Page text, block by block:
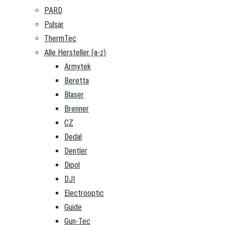
PARD
Pulsar
ThermTec
Alle Hersteller (a-z)
Armytek
Beretta
Blaser
Brenner
CZ
Dedal
Dentler
Dipol
DJI
Electrooptic
Guide
Gun-Tec